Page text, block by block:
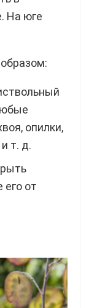
На юге
опилки,
т. д.
от